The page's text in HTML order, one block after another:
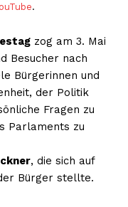
.
zog am 3. Mai
Besucher nach
Bürgerinnen und
der Politik
Fragen zu
Parlaments zu
, die sich auf
Bürger stellte.